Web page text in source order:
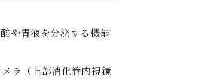
や胃液を分泌する機能
ラ（上部消化管内視鏡